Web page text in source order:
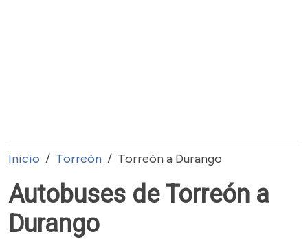
Inicio Torreón Torreón a Durango
Autobuses de Torreón a
Durango